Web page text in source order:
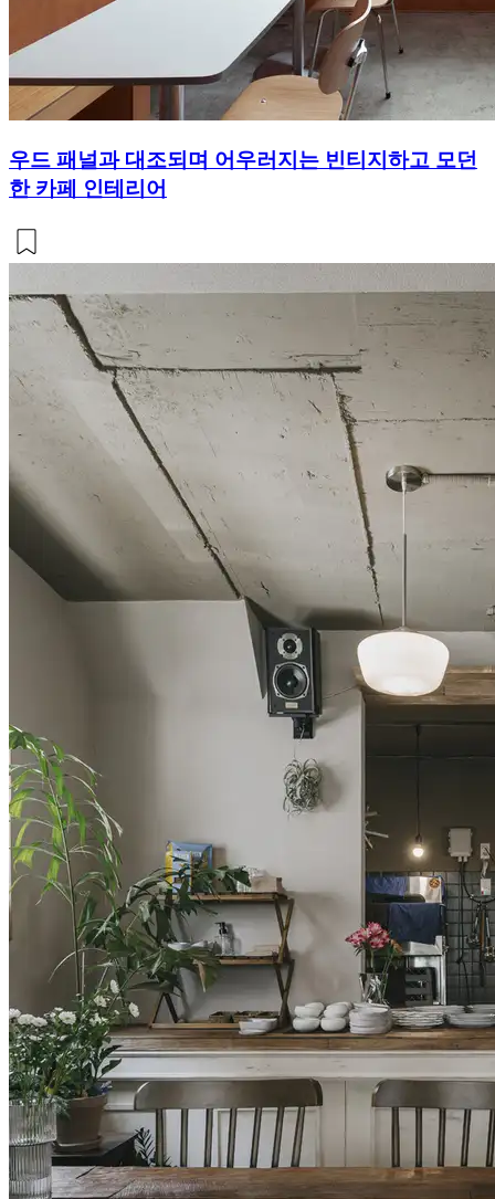
우드 패널과 대조되며 어우러지는 빈티지하고 모던
한 카페 인테리어